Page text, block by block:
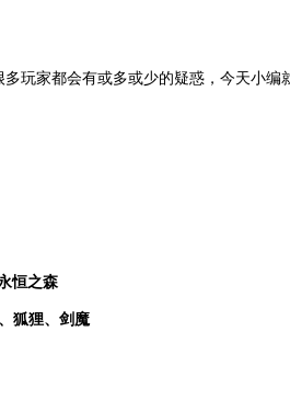
玩家都会有或多或少的疑惑，今天小
恒之森
狐狸、剑魔